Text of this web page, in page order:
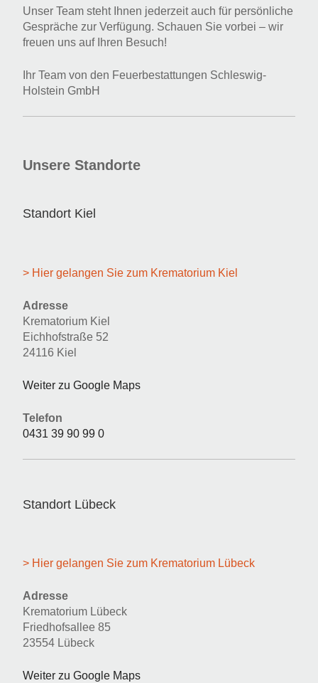
Unser Team steht Ihnen jederzeit auch für persönliche
Gespräche zur Verfügung. Schauen Sie vorbei – wir
freuen uns auf Ihren Besuch!
Ihr Team von den Feuerbestattungen Schleswig-
Holstein GmbH
Unsere Standorte
Standort Kiel
> Hier gelangen Sie zum Krematorium Kiel
Adresse
Krematorium Kiel
Eichhofstraße 52
24116 Kiel
Weiter zu Google Maps
Telefon
0431 39 90 99 0
Standort Lübeck
> Hier gelangen Sie zum Krematorium Lübeck
Adresse
Krematorium Lübeck
Friedhofsallee 85
23554 Lübeck
Weiter zu Google Maps